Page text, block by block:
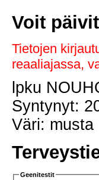
Voit
Tietojen
reaaliajassa,
lpku
Syntynyt:
Väri: musta
Geenitestit